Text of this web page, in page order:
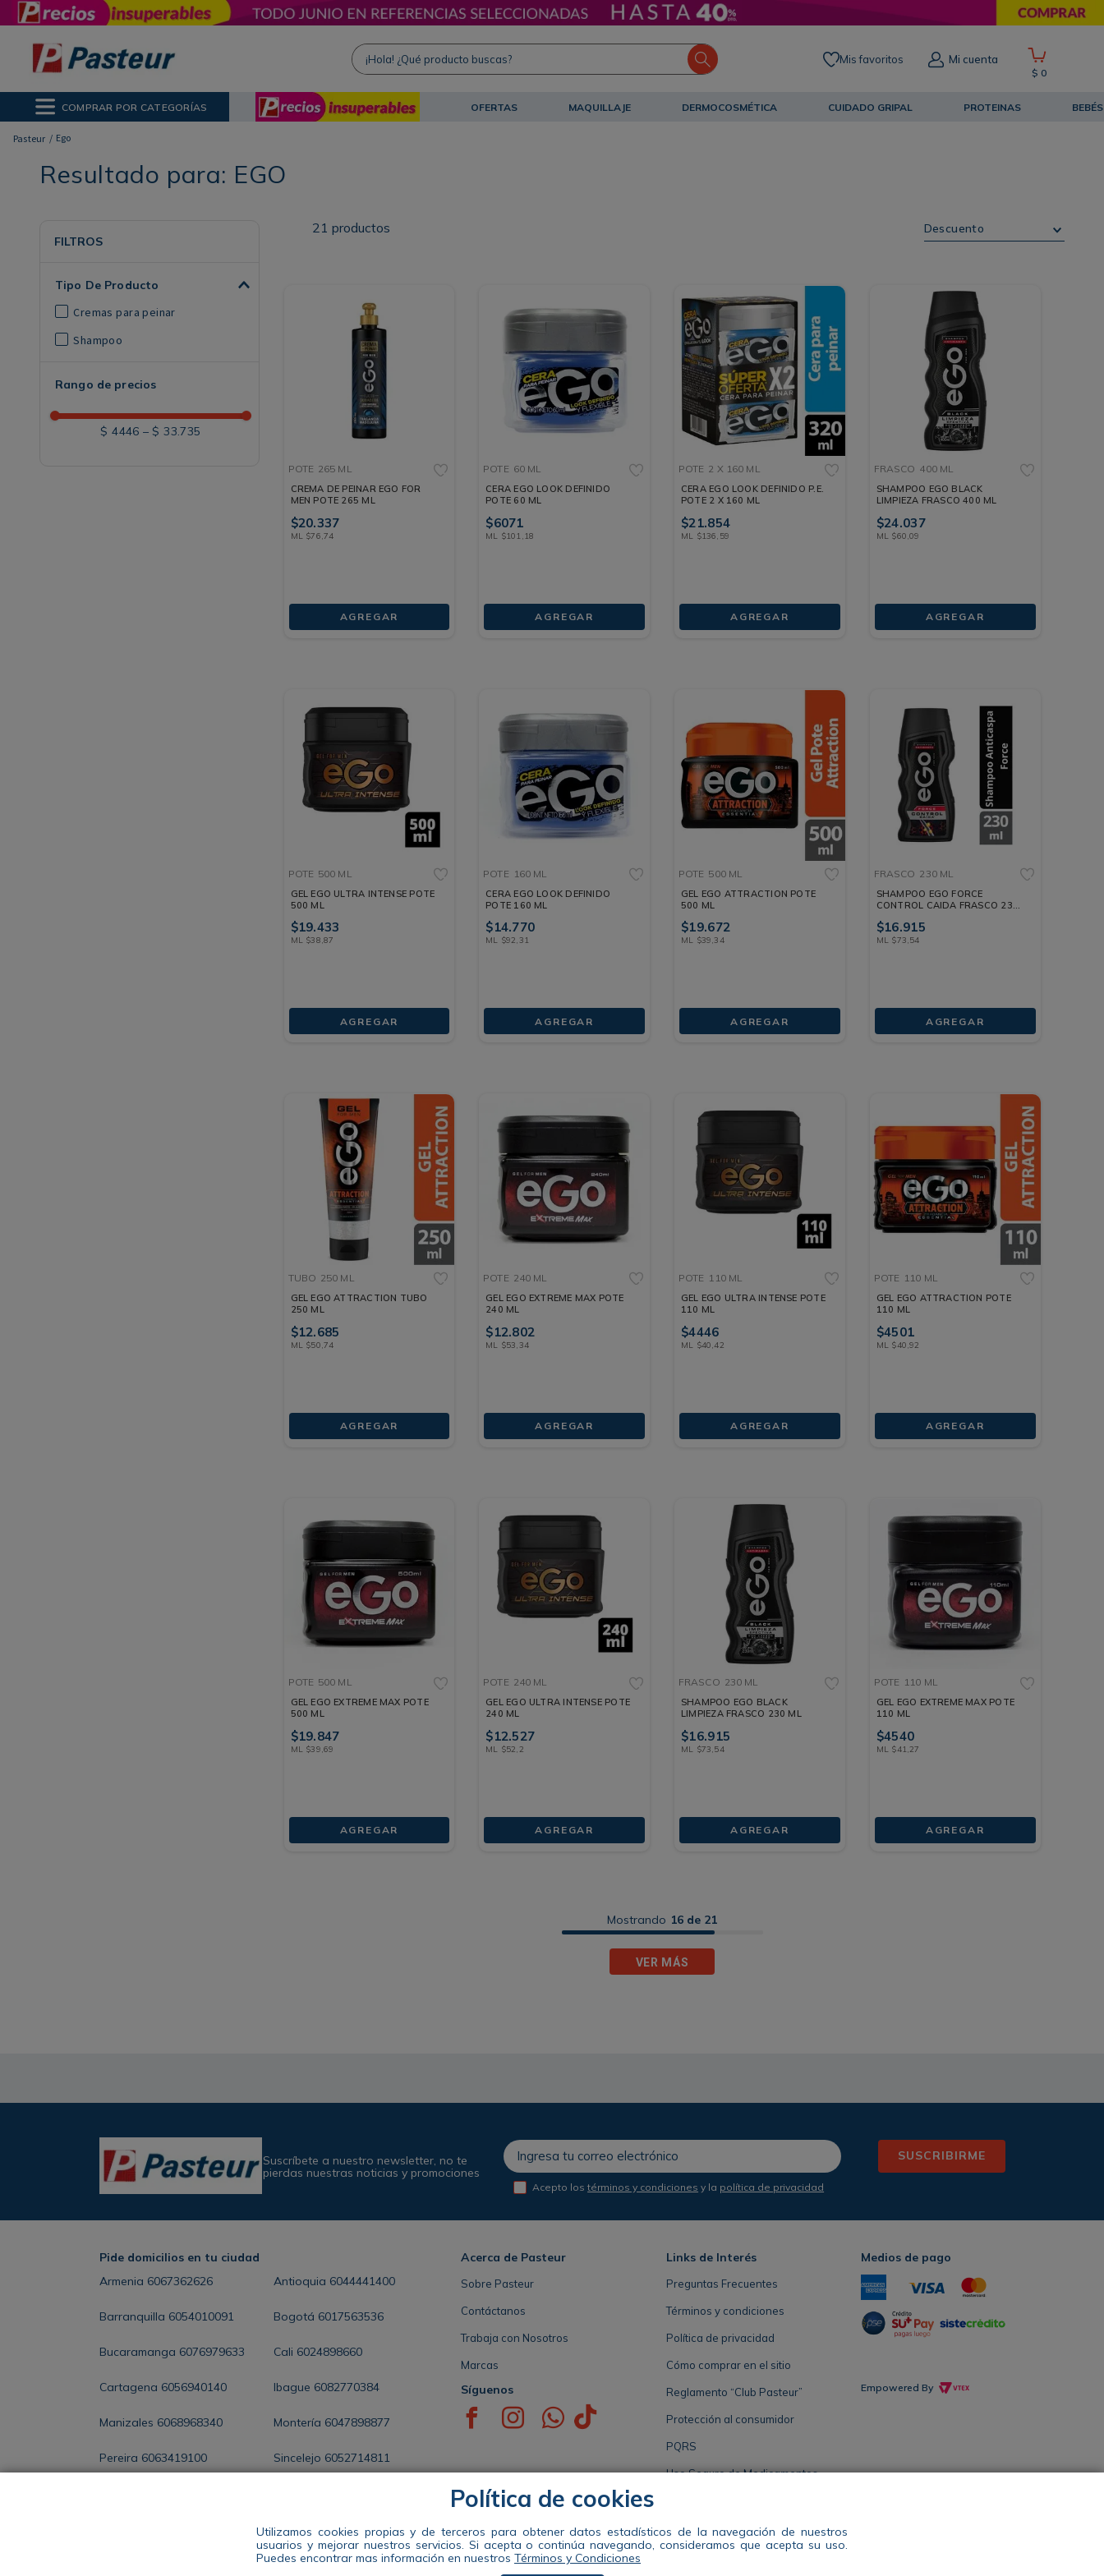
¡Hola! ¿Qué producto buscas?
Mis favoritos Mi cuenta
$ 0
COMPRAR POR CATEGORÍAS OFERTAS MAQUILLAJE DERMOCOSMÉTICA CUIDADO GRIPAL PROTEINAS BEBÉS
Política de cookies
Utilizamos cookies propias y de terceros para obtener datos estadísticos de la navegación de nuestros
usuarios y mejorar nuestros servicios. Si acepta o continúa navegando, consideramos que acepta su uso.
Puedes encontrar mas información en nuestros Términos y Condiciones
Ego
Resultado para: EGO
FILTROS
Tipo De Producto
Cremas para peinar
Shampoo
Rango de precios
$ 4446 – $ 33.735
21 productos Descuento
POTE 265 ML
CREMA DE PEINAR EGO FOR
MEN POTE 265 ML
$20.337
ML $76,74
AGREGAR
POTE 60 ML
CERA EGO LOOK DEFINIDO
POTE 60 ML
$6071
ML $101,18
AGREGAR
POTE 2 X 160 ML
CERA EGO LOOK DEFINIDO P.E.
POTE 2 X 160 ML
$21.854
ML $136, 59
AGREGAR
FRASCO 400 ML
SHAMPOO EGO BLACK
LIMPIEZA FRASCO 400 ML
$24.037
ML $60,09
AGREGAR
POTE 500 ML
GEL EGO ULTRA INTENSE POTE
500 ML
$19.433
ML $38,87
AGREGAR
POTE 160 ML
CERA EGO LOOK DEFINIDO
POTE 160 ML
$14.770
ML $92, 31
AGREGAR
POTE 500 ML
GEL EGO ATTRACTION POTE
500 ML
$19.672
ML $39,34
AGREGAR
FRASCO 230 ML
SHAMPOO EGO FORCE
CONTROL CAIDA FRASCO 230
$16.915
ML $73,54
AGREGAR
TUBO 250 ML
GEL EGO ATTRACTION TUBO
250 ML
$12.685
ML $50 74
AGREGAR
POTE 240 ML
GEL EGO EXTREME MAX POTE
240 ML
$12.802
ML $53 34
AGREGAR
POTE 110 ML
GEL EGO ULTRA INTENSE POTE
110 ML
$4446
ML $40 ,42
AGREGAR
POTE 110 ML
GEL EGO ATTRACTION POTE
110 ML
$4501
ML $40 ,92
AGREGAR
POTE 500 ML
GEL EGO EXTREME MAX POTE
500 ML
$19.847
ML $39,69
AGREGAR
POTE 240 ML
GEL EGO ULTRA INTENSE POTE
240 ML
$12.527
ML $52,2
AGREGAR
FRASCO 230 ML
SHAMPOO EGO BLACK
LIMPIEZA FRASCO 230 ML
$16.915
ML $73,54
AGREGAR
POTE 110 ML
GEL EGO EXTREME MAX POTE
110 ML
$4540
ML $41,27
AGREGAR
Mostrando 16 de 21
VER MÁS
Suscríbete a nuestro newsletter, no te
pierdas nuestras noticias y promociones
SUSCRIBIRME
Acepto lostérminos y condiciones y la política de privacidad
Pide domicilios en tu ciudad
Armenia 6067362626 Antioquia 6044441400
Barranquilla 6054010091 Bogotá 6017563536
Bucaramanga 6076979633 Cali 6024898660
Cartagena 6056940140 Ibague 6082770384
Manizales 6068968340 Montería 6047898877
Pereira 6063419100 Sincelejo 6052714811
Acerca de Pasteur
Sobre Pasteur
Contáctanos
Trabaja con Nosotros
Marcas
Síguenos
Links de Interés
Preguntas Frecuentes
Términos y condiciones
Política de privacidad
Cómo comprar en el sitio
Reglamento “Club Pasteur”
Protección al consumidor
PQRS
Uso Seguro de Medicamentos
Medios de pago
Empowered By
Distribuidora Pasteur S.A. Nit 890941663-1 Dir: Calle 49 #57-35 tel: 604 444 14 00 WhatsApp +57 311 344 2964
MÁS BUSCADOS
Solar